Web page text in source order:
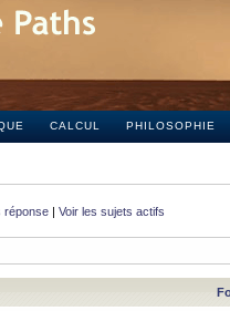
CALCUL PHILOSOPHIE
réponse | Voir les sujets actifs